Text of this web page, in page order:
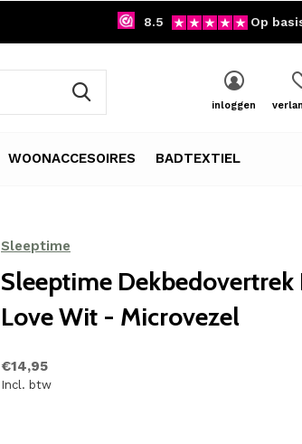
WOONACCESOIRES BADTEXTIEL
inloggen
8.5 Op
Sleeptime
Sleeptime Dekbedovertrek
Love Wit - Microvezel
€14,95
Incl. btw